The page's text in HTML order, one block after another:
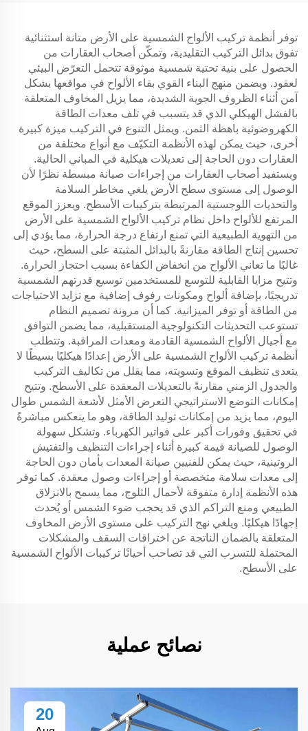
توفر أنظمة تركيب الألواح الشمسية على الأرض متانة استثنائية
تفوق بدائل التركيب التقليدية، وتمكّن أصحاب العقارات من
الحصول على بنية تحتية شمسية موثوقة تتحمل التعرّض البيئي
لعقود. ويضمن منهج البناء القوي بقاء الألواح في مواقعها بشكل
آمن أثناء الظروف الجوية الشديدة، مما يزيل المخاوف المتعلقة
بالفشل الهيكلي الذي قد يتسبب في تلف معدات الطاقة
الكهروضوئية باهظة الثمن. ويمثل التنوع في التركيب ميزة كبيرة
أخرى، حيث يمكن لهذه الأنظمة التكيّف مع أنواع مختلفة من
العقارات دون الحاجة إلى تعديلات هيكلية في المباني الحالية.
ويستفيد أصحاب العقارات من إجراءات صيانة مبسطة نظرًا لأن
الوصول إلى مستوى سطح الأرض يلغي مخاطر السلامة
والتحديات اللوجستية المرتبطة بتركيبات الأسطح. ويعزز الموقع
المرتفع للألواح داخل نظام تركيب الألواح الشمسية على الأرض
من التهوية الطبيعية التي تمنع ارتفاع درجة الحرارة، مما يؤدي إلى
تحسين إنتاج الطاقة مقارنةً بالبدائل المثبتة على السطح، حيث
غالبًا ما تعاني الألواح من انخفاض الكفاءة بسبب احتجاز الحرارة.
وتتيح مزايا القابلية للتوسع للمستخدمين توسيع قدرتهم الشمسية
تدريجيًا، بإضافة ألواح ومكونات رفوف إضافية مع تزايد الاحتياجات
من الطاقة أو توفر الميزانية. كما أن مرونة تصميم النظام
تستوعب التحديثات التكنولوجية المستقبلية، مما يضمن التوافق
مع أجيال الألواح الشمسية القادمة ومعدات المراقبة. وتتطلب
أنظمة تركيب الألواح الشمسية على الأرض إعدادًا هيكليًا بسيطًا لا
يتعدى تنظيف الموقع وتسويته، مما يقلل من تكاليف التركيب
والجدول الزمني مقارنةً بالتعديلات المعقدة على الأسطح. وتتيح
إمكانات التوضع الاستراتيجي التعرض الأمثل لأشعة الشمس طوال
اليوم، مما يزيد من إمكانات توليد الطاقة، وهو ما ينعكس مباشرةً
في تحقيق وفورات أكبر على فواتير الكهرباء. وتشكل سهولة
الوصول للصيانة قيمة كبيرة أثناء إجراءات التنظيف والتفتيش
الروتينية، حيث يمكن للفنيين صيانة المعدات بأمان دون الحاجة
إلى معدات سلامة متخصصة أو إجراءات وصول معقدة. كما توفر
هذه الأنظمة إدارة متفوقة لأحمال الثلوج، مما يسمح بالانزلاق
الطبيعي ومنع التراكم الذي قد يحجب ضوء الشمس أو يُحدث
إجهادًا هيكليًا. ويلغي نهج التركيب على مستوى الأرض المخاوف
المتعلقة بالضمان الناتجة عن اختراقات السقف والمشكلات
المحتملة للتسرب التي قد تصاحب أحيانًا تركيبات الألواح الشمسية
على الأسطح.
نصائح عملية
20